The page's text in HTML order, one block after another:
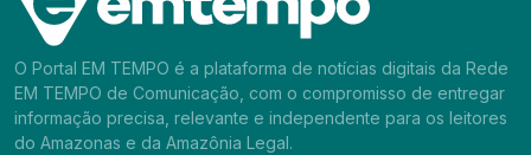
O Portal EM TEMPO é a plataforma de notícias digitais da Rede
EM TEMPO de Comunicação, com o compromisso de entregar
informação precisa, relevante e independente para os leitores
do Amazonas e da Amazônia Legal.